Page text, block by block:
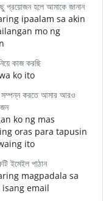
প্রয়োজন হলে আমাকে জানান
ipaalam sa akin
mo ng
কাজ করছি
ko ito
সম্পন্ন করতে আমার আরও
ko ng mas
oras para tapusin
ito
ইমেইল পাঠান
magpadala sa
email